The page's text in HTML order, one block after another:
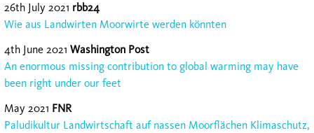
26th July 2021 rbb24
Wie aus Landwirten Moorwirte werden könnten
4th June 2021 Washington Post
An enormous missing contribution to global warming may have
been right under our feet
May 2021 FNR
Paludikultur Landwirtschaft auf nassen Moorflächen Klimaschutz,